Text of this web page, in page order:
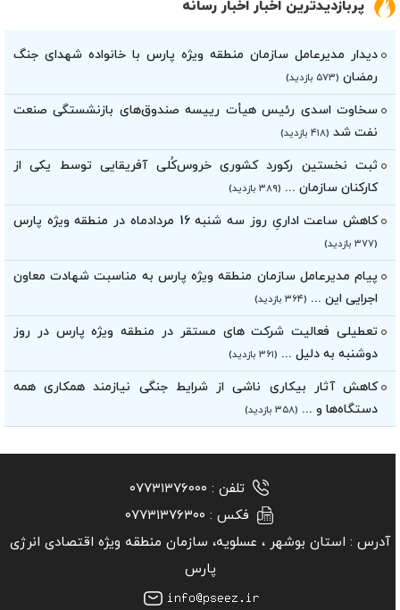
پربازدیدترین اخبار اخبار رسانه
دیدار مدیرعامل سازمان منطقه ویژه پارس با خانواده شهدای جنگ
رمضان(۵۷۳ بازدید)
سخاوت اسدی رئیس هیأت‌ رییسه صندوق‌های بازنشستگی صنعت
نفت شد (۴۱۸ بازدید)
ثبت نخستین رکورد کشوری خروس‌کُلی آفریقایی توسط یکی از
کارکنان سازمان ...
کاهش ساعت اداریِ روز سه شنبه 16 مردادماه در منطقه ویژه پارس
پیام مدیرعامل سازمان منطقه ویژه پارس به مناسبت شهادت معاون
اجرایی این ...
تعطیلی فعالیت شرکت های مستقر در منطقه ویژه پارس در روز
دوشنبه به دلیل ...
کاهش آثار بیکاری ناشی از شرایط جنگی نیازمند همکاری همه
دستگاه‌ها و ...
تلفن : ۰۷۷۳۱۳۷۶۰۰۰
فکس : ۰۷۷۳۱۳۷۶۳۰۰
آدرس : استان بوشهر ‏، عسلویه، سازمان منطقه ویژه اقتصادی انرژی
پارس